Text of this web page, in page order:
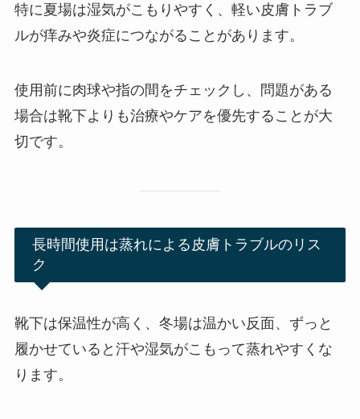
特に夏場は湿気がこもりやすく、軽い皮膚トラブ
ルが痒みや炎症につながることがあります。
使用前に肉球や指の間をチェックし、問題がある
場合は靴下よりも治療やケアを優先することが大
切です。
長時間使用は蒸れによる皮膚トラブルのリス
ク
靴下は保温性が高く、冬場は温かい反面、ずっと
履かせていると汗や湿気がこもって蒸れやすくな
ります。